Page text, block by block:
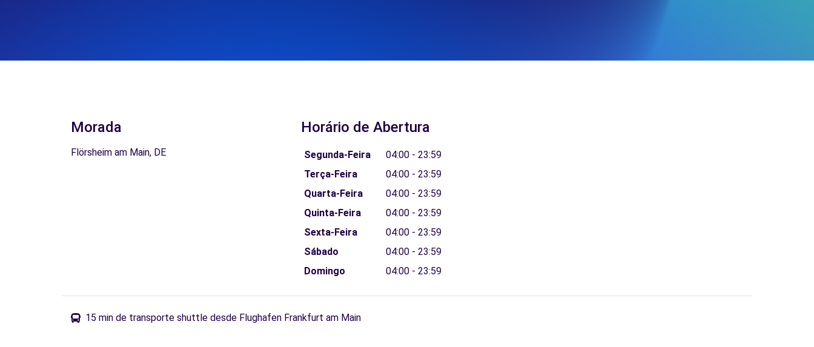
Morada
Flörsheim am Main, DE
Horário de Abertura
Segunda-Feira
04:00 - 23:59
Terça-Feira
04:00 - 23:59
Quarta-Feira
04:00 - 23:59
Quinta-Feira
04:00 - 23:59
Sexta-Feira
04:00 - 23:59
Sábado
04:00 - 23:59
Domingo
04:00 - 23:59
15 min de transporte shuttle desde Flughafen Frankfurt am Main